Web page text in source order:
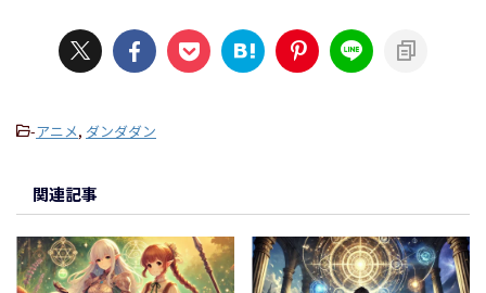
-アニメ, ダンダダン
関連記事